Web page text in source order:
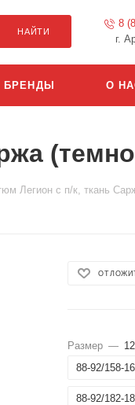
НАЙТИ
8
г.
БРЕНДЫ О
Легион с п/к, ткань
Размер —
88-92/158-
88-92/182-